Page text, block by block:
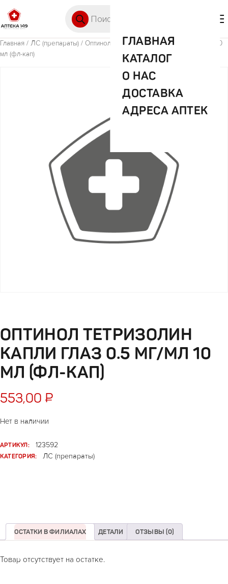
ГЛАВНАЯ
КАТАЛОГ
О НАС
ДОСТАВКА
АДРЕСА АПТЕК
Главная / ЛС (препараты) / Оптинол Тетризолин капли глаз 0.5 мг/мл 10
мл (фл-кап)
ОПТИНОЛ ТЕТРИЗОЛИН
КАПЛИ ГЛАЗ 0.5 МГ/МЛ 10
МЛ (ФЛ-КАП)
553,00 ₽
Нет в наличии
АРТИКУЛ:
123592
КАТЕГОРИЯ:
ЛС (препараты)
ОСТАТКИ В ФИЛИАЛАХ ДЕТАЛИ ОТЗЫВЫ (0)
Товар отсутствует на остатке.